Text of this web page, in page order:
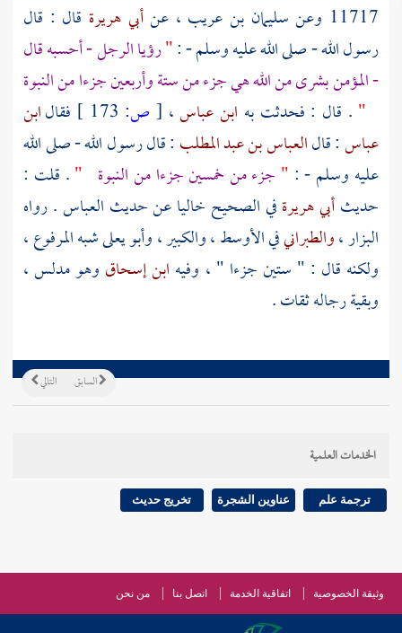
11717 وعن سليمان بن عريب ، عنأبي هريرة قال : قال
رسول الله - صلى الله عليه وسلم - :"رؤيا الرجل - أحسبه قال
- المؤمن بشرى من الله هي جزء من ستة وأربعين جزءا من النبوة
" . قال : فحدثت به ابن عباس، [ ص: فقالابن
عباس: قالالعباس بن عبد المطلب : قال رسول الله - صلى الله
عليه وسلم - : " جزء من خمسين جزءا من النبوة ". قلت :
حديثأبي هريرةفي الصحيح خاليا عن حديث العباس. رواه
البزار،والطبرانيفي الأوسط ، والكبير ،وأبو يعلىشبه المرفوع ،
ولكنه قال : " ستين جزءا " ، وفيه ابن إسحاق وهو مدلس ،
وبقية رجاله ثقات .
التالي السابق
الخدمات العلمية
ترجمة علم عناوين الشجرة تخريج حديث
وثيقة الخصوصية اتفاقية الخدمة اتصل بنا من نحن